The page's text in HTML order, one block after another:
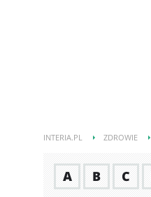
INTERIA.PL ZDROWIE
A B C